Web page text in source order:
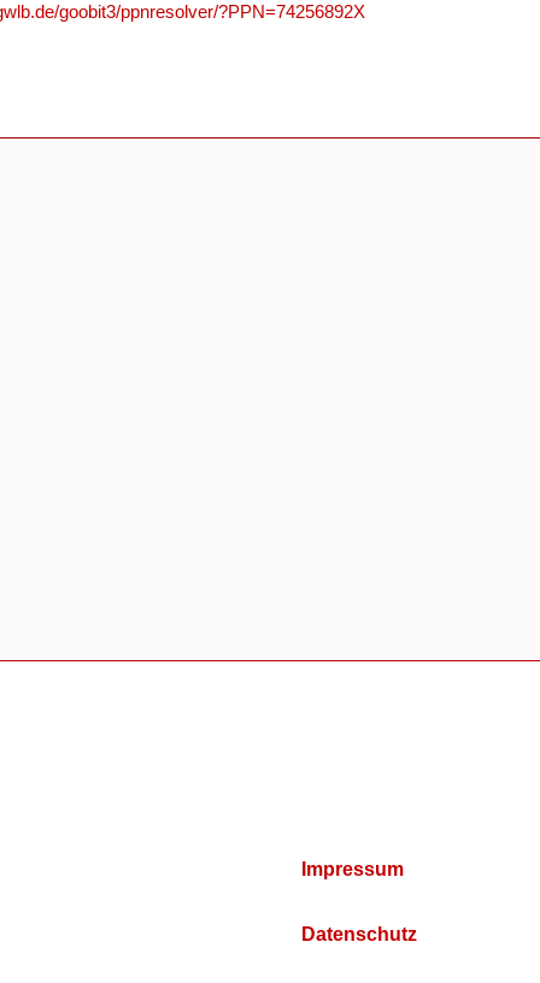
goobit3/ppnresolver/?PPN=74256892X
Impressum
Datenschutz